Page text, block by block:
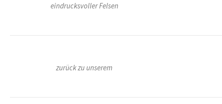
eindrucksvoller Felsen
zurück zu unserem